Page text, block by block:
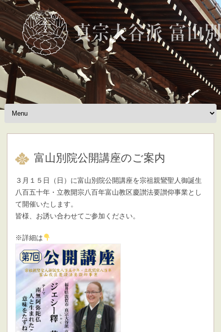
Skip to content
富山別院公開講座のご案内
３月１５日（日）に富山別院公開講座を宗祖親鸞聖人御誕生
八百五十年・立教開宗八百年富山教区慶讃法要讃仰事業とし
て開催いたします。
皆様、お誘い合わせてご参加ください。
※詳細は